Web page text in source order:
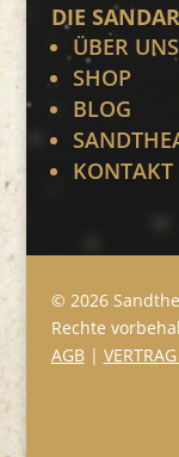
DIE
ÜBER UNS
SHOP
BLOG
KONTAKT
© 2026
Rechte
AGB|